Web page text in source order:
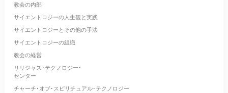
教会の内部
サイエントロジーの人生観と実践
サイエントロジーとその他の手法
サイエントロジーの組織
教会の経営
リリジャス･テクノロジー･
センター
チャーチ･オブ･スピリチュアル･テクノロジー